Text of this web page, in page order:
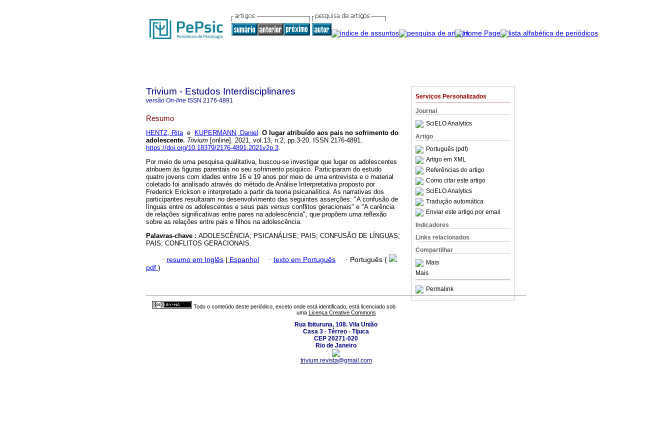
Serviços Personalizados
Journal
SciELO Analytics
Artigo
Português (pdf)
Artigo em XML
Referências do artigo
Como citar este artigo
SciELO Analytics
Tradução automática
Enviar este artigo por email
Indicadores
Links relacionados
Compartilhar
Mais
Mais
Permalink
Trivium - Estudos Interdisciplinares
versão On-line ISSN 2176-4891
Resumo
HENTZ, Ritae KUPERMANN, Daniel . O lugar atribuído aos pais no sofrimento do
adolescente. Trivium [online]. 2021, vol.13, n.2, pp.3-20. ISSN 2176-4891.
https://doi.org/10.18379/2176-4891.2021v2p.3.
Por meio de uma pesquisa qualitativa, buscou-se investigar que lugar os adolescentes
atribuem às figuras parentais no seu sofrimento psíquico. Participaram do estudo
quatro jovens com idades entre 16 e 19 anos por meio de uma entrevista e o material
coletado foi analisado através do método de Análise Interpretativa proposto por
Frederick Erickson e interpretado a partir da teoria psicanalítica. As narrativas dos
participantes resultaram no desenvolvimento das seguintes asserções: "A confusão de
línguas entre os adolescentes e seus pais versus conflitos geracionais" e "A carência
de relações significativas entre pares na adolescência", que propõem uma reflexão
sobre as relações entre pais e filhos na adolescência.
Palavras-chave : ADOLESCÊNCIA; PSICANÁLISE; PAIS; CONFUSÃO DE LÍNGUAS;
PAIS; CONFLITOS GERACIONAIS.
· resumo em Inglês | Espanhol · texto em Português · Português (
pdf )
Todo o conteúdo deste periódico, exceto onde está identificado, está licenciado sob
uma Licença Creative Commons
Rua Ibituruna, 108. Vila União
Casa 3 - Térreo - Tijuca
CEP 20271-020
Rio de Janeiro
trivium.revista@gmail.com